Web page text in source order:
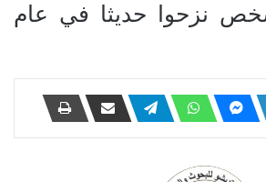
نزحوا حديثا في عام